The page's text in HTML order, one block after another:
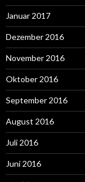
Januar 2017
Dezember 2016
November 2016
Oktober 2016
September 2016
August 2016
Juli 2016
Juni 2016